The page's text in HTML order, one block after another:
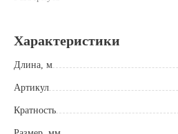
- Внутри и снаружи помещений
жёлтая
Антискользящее покрытие с
алюминия, основа из ПВХ,
защитной лентой для защиты
Характеристики
Длина, м
Артикул
Кратность